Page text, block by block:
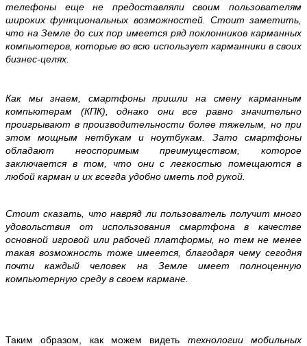
телефоны еще не предоставляли своим пользователям
широких функциональных возможностей. Стоит заметить,
что на Земле до сих пор имеется ряд поклонников карманных
компьютеров, которые во всю использует карманники в своих
бизнес-целях.
Как мы знаем, смартфоны пришли на смену карманным
компьютерам (КПК), однако они все равно значительно
проигрывают в производительности более тяжелым, но при
этом мощным нетбукам и ноутбукам. Зато смартфоны
обладают неоспоримым преимуществом, которое
заключается в том, что они с легкостью помещаются в
любой карман и их всегда удобно иметь под рукой.
Стоит сказать, что навряд ли пользователь получит много
удовольствия от использования смартфона в качестве
основной игровой или рабочей платформы, но тем не менее
такая возможность тоже имеется, благодаря чему сегодня
почти каждый человек на Земле имеет полноценную
компьютерную среду в своем кармане.
Таким образом, как можем видеть технологии мобильных